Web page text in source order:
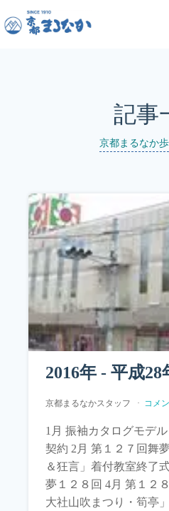
記事
京都まるなか
2016年 - 平成28
京都まるなかスタッフ コメ
1月 振袖カタログモデ
契約 2月 第１２７回舞
＆狂言」着付教室終
夢１２８回 4月 第１２
大社山吹まつり・筍亭